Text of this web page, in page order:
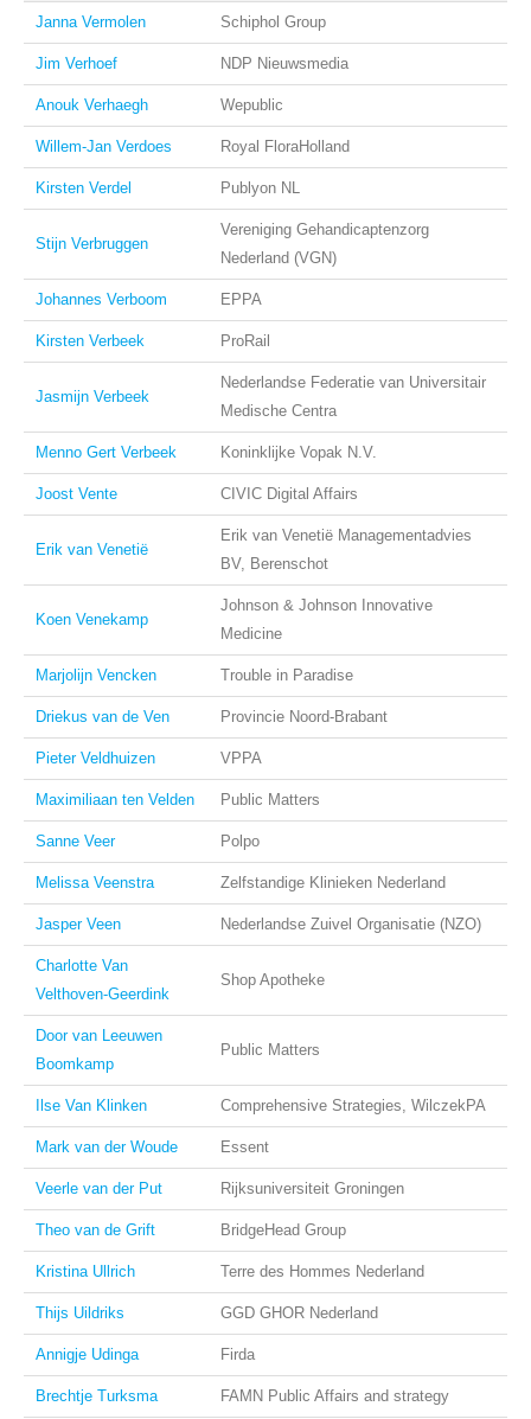
Janna Vermolen Schiphol Group
Jim Verhoef NDP Nieuwsmedia
Anouk Verhaegh Wepublic
Willem-Jan Verdoes Royal FloraHolland
Kirsten Verdel Publyon NL
Stijn Verbruggen
Vereniging Gehandicaptenzorg
Nederland (VGN)
Johannes Verboom EPPA
Kirsten Verbeek ProRail
Jasmijn Verbeek
Nederlandse Federatie van Universitair
Medische Centra
Menno Gert Verbeek Koninklijke Vopak N.V.
Joost Vente CIVIC Digital Affairs
Erik van Venetië
Erik van Venetië Managementadvies
BV, Berenschot
Koen Venekamp
Johnson & Johnson Innovative
Medicine
Marjolijn Vencken Trouble in Paradise
Driekus van de Ven Provincie Noord-Brabant
Pieter Veldhuizen VPPA
Maximiliaan ten Velden Public Matters
Sanne Veer Polpo
Melissa Veenstra Zelfstandige Klinieken Nederland
Jasper Veen Nederlandse Zuivel Organisatie (NZO)
Charlotte Van
Velthoven-Geerdink
Shop Apotheke
Door van Leeuwen
Boomkamp
Public Matters
Ilse Van Klinken Comprehensive Strategies, WilczekPA
Mark van der Woude Essent
Veerle van der Put Rijksuniversiteit Groningen
Theo van de Grift BridgeHead Group
Kristina Ullrich Terre des Hommes Nederland
Thijs Uildriks GGD GHOR Nederland
Annigje Udinga Firda
Brechtje Turksma FAMN Public Affairs and strategy